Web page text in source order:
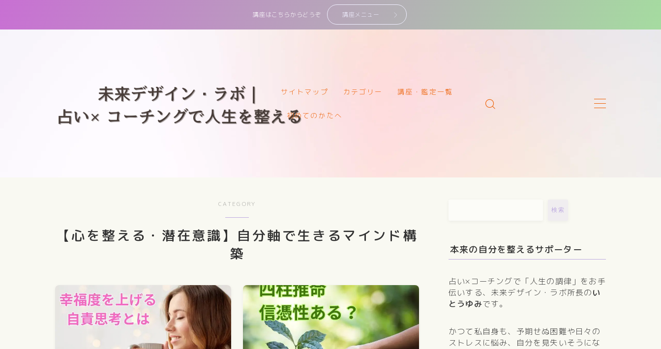
講座はこちらからどうぞ 講座メニュー
サイトマップ カテゴリー 講座・鑑定一覧
初めてのかたへ
CATEGORY
【心を整える・潜在意識】自分軸で生きるマインド構
築
検索
本来の自分を整えるサポーター
占い×コーチングで「人生の調律」をお手
伝いする、未来デザイン・ラボ所長のい
とうゆみです。
かつて私自身も、予期せぬ困難や日々の
ストレスに悩み、自分を見失いそうにな